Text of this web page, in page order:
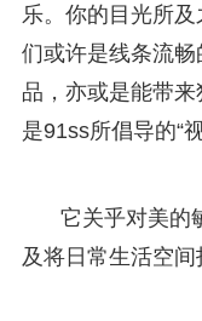
乐。你的目光所
们或许是线条流
品，亦或是能带
是91ss所倡导的“
它关乎对美的
及将日常生活空间